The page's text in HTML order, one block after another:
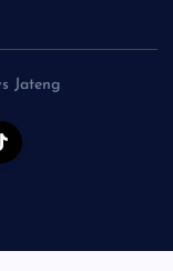
Jateng